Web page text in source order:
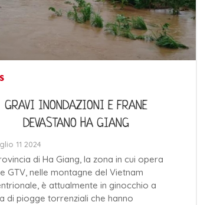
GRAVI INONDAZIONI E FRANE
DEVASTANO HA GIANG
11 2024
di Ha Giang, la zona in cui opera
GTV, nelle montagne del Vietnam
è attualmente in ginocchio a
di piogge torrenziali che hanno